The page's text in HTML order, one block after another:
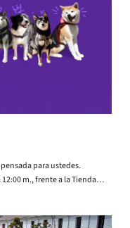
para ustedes.
m., frente a la Tienda